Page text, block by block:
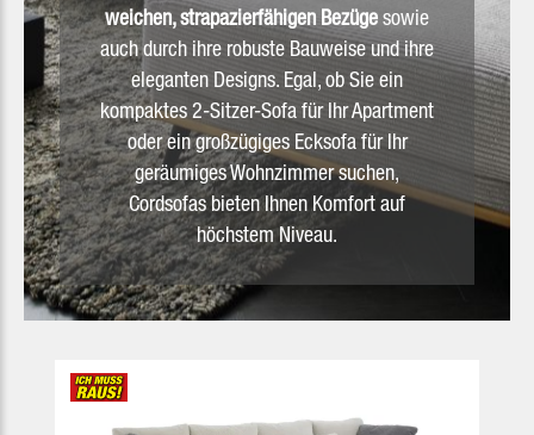
weichen, strapazierfähigen Bezügesowie
auch durch ihre robuste Bauweise und ihre
eleganten Designs. Egal, ob Sie ein
kompaktes 2-Sitzer-Sofa für Ihr Apartment
oder ein großzügiges Ecksofa für Ihr
geräumiges Wohnzimmer suchen,
Cordsofas bieten Ihnen Komfort auf
höchstem Niveau.
Produktgalerie überspringen